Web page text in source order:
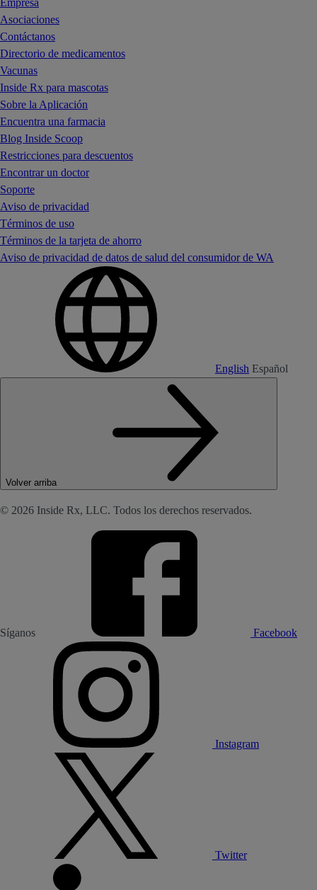
Asociaciones
Contáctanos
Directorio de medicamentos
Vacunas
Inside Rx para mascotas
Sobre la Aplicación
Encuentra una farmacia
Blog Inside Scoop
Restricciones para descuentos
Encontrar un doctor
Soporte
Aviso de privacidad
Términos de uso
Términos de la tarjeta de ahorro
Aviso de privacidad de datos de salud del consumidor de WA
English Español
Volver arriba
© 2026 Inside Rx, LLC. Todos los derechos reservados.
Síganos Facebook
Instagram
Twitter